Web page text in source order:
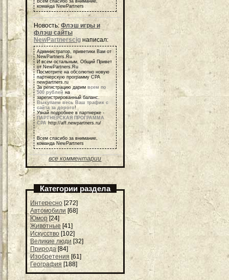
команда NewPartners
Новость: Флэш игры и
флэш сайты
NewPartnerscig написал:
Администратор, приветики Вам от
NewPartners.Ru
И всем остальным, Общий Привет
от NewPartners.Ru
Посмотрите на обсолютно новую
партнерскую программу СРА
newpartners.ru
За регистрацию дарим всем по
500 рублей на
зарегистрированный баланс.
Выкупаем весь Ваш трафик с
сайта за дорого!
Узнай подробнее в партнерке -
ПАРТНЕРСКАЯ ПРОГРАММА
СРАhttp://aff.newpartners.ru/
Всем спасибо за внимание,
команда NewPartners
все комментарии
Категории раздела
Интересно [272]
Автомобили [68]
Юмор [24]
Животные [41]
Искусство [102]
Великие люди [32]
Природа [84]
Изобретения [61]
География [188]